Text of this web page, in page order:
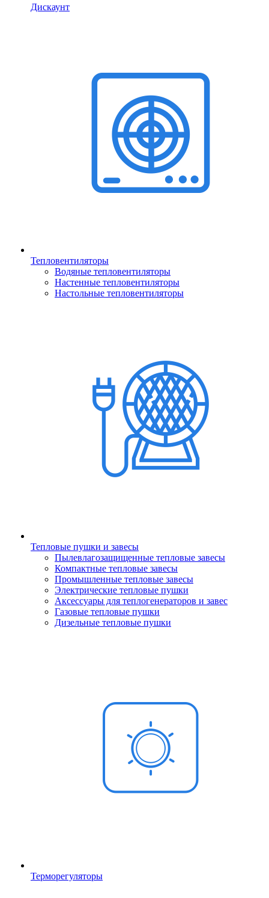
Дискаунт
Тепловентиляторы
Водяные тепловентиляторы
Настенные тепловентиляторы
Настольные тепловентиляторы
Тепловые пушки и завесы
Пылевлагозащищенные тепловые завесы
Компактные тепловые завесы
Промышленные тепловые завесы
Электрические тепловые пушки
Аксессуары для теплогенераторов и завес
Газовые тепловые пушки
Дизельные тепловые пушки
Терморегуляторы